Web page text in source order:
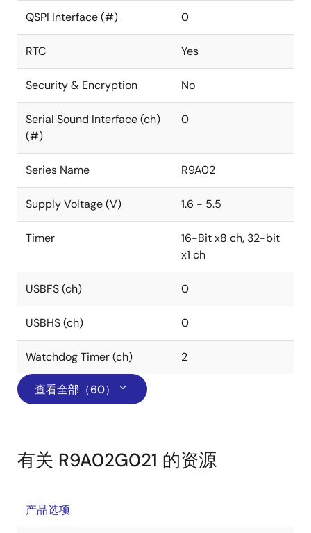
QSPI Interface (#) 0
RTC Yes
Security & Encryption No
Serial Sound Interface (ch)
(#)
0
Series Name R9A02
Supply Voltage (V) 1.6 - 5.5
Timer
16-Bit x8 ch, 32-bit
x1 ch
USBFS (ch) 0
USBHS (ch) 0
Watchdog Timer (ch) 2
查看全部（60）
有关 R9A02G021 的资源
产品选项